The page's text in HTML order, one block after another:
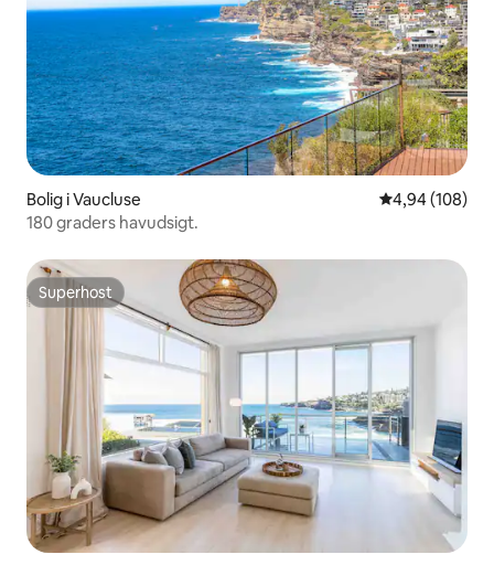
Bolig i Vaucluse 4,94 ud af 5 i
4,94 (108)
180 graders havudsigt.
Superhost
Superhost